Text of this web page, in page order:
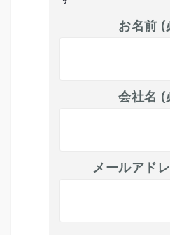
お名前 (
会社名 (
メールアド